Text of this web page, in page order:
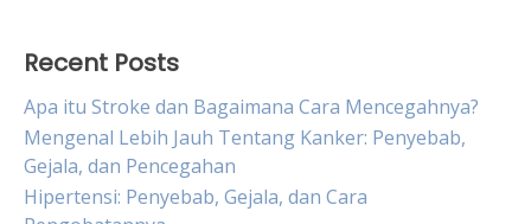
Recent Posts
Apa itu Stroke dan Bagaimana Cara Mencegahnya?
Mengenal Lebih Jauh Tentang Kanker: Penyebab,
Gejala, dan Pencegahan
Hipertensi: Penyebab, Gejala, dan Cara